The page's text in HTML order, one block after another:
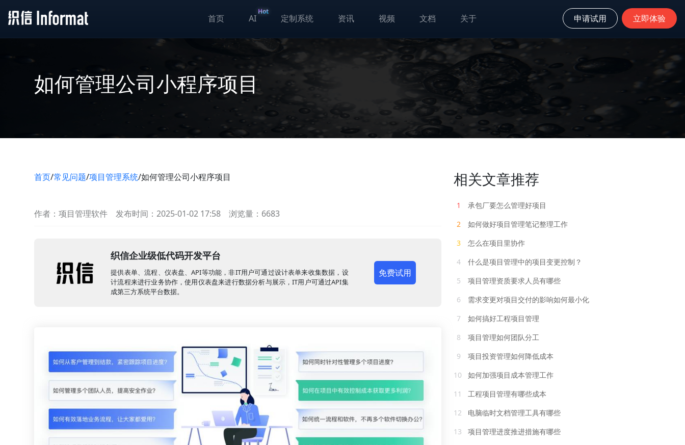
首页 AI
Hot
定制系统 资讯 视频 文档 关于 申请试用 立即体验
如何管理公司小程序项目
首页/常见问题/项目管理系统/如何管理公司小程序项目
作者：项目管理软件 发布时间：2025-01-02 17:58 浏览量：6683
织信企业级低代码开发平台
提供表单、流程、仪表盘、API等功能，非IT用户可通过设计表单来收集数据，设
计流程来进行业务协作，使用仪表盘来进行数据分析与展示，IT用户可通过API集
成第三方系统平台数据。
免费试用
相关文章推荐
1
承包厂要怎么管理好项目
2
如何做好项目管理笔记整理工作
3
怎么在项目里协作
4
什么是项目管理中的项目变更控制？
5
项目管理资质要求人员有哪些
6
需求变更对项目交付的影响如何最小化
7
如何搞好工程项目管理
8
项目管理如何团队分工
9
项目投资管理如何降低成本
10
如何加强项目成本管理工作
11
工程项目管理有哪些成本
12
电脑临时文档管理工具有哪些
13
项目管理进度推进措施有哪些